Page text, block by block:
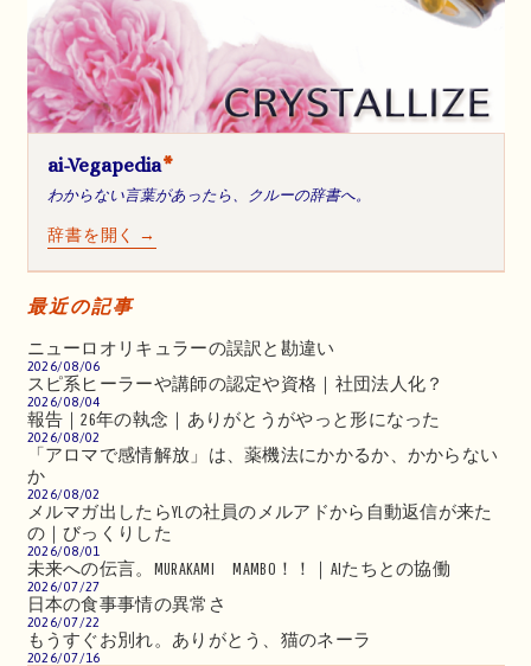
ai-Vegapedia*
わからない言葉があったら、クルーの辞書へ。
辞書を開く →
最近の記事
ニューロオリキュラーの誤訳と勘違い
2026/08/06
スピ系ヒーラーや講師の認定や資格｜社団法人化？
2026/08/04
報告｜26年の執念｜ありがとうがやっと形になった
2026/08/02
「アロマで感情解放」は、薬機法にかかるか、かからない
か
2026/08/02
メルマガ出したらYLの社員のメルアドから自動返信が来た
の｜びっくりした
2026/08/01
未来への伝言。MURAKAMI MAMBO！！｜AIたちとの協働
2026/07/27
日本の食事事情の異常さ
2026/07/22
もうすぐお別れ。ありがとう、猫のネーラ
2026/07/16